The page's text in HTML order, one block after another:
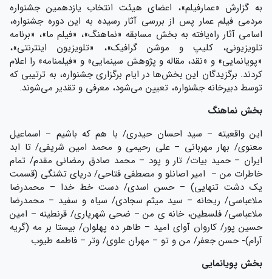
به گزارش «عمارفیلم»، اعضای هیئت انتخاب یازدهمین جشنواره
مردمی فیلم عمار پس از بررسی‌ آثار رسیده به این دوره جشنواره،
اسامی آثار راه‌یافته به بخش مسابقه «نماهنگ»، «فیلم ما»، «برنامه
تلویزیونی، کلیپ و موشن گرافیک»، «تلویزیون اینترنتی»،
«پویانمایی» و «نقد، مقاله و پژوهش‌ سینمایی» و «فیلمنامه» را اعلام
کردند. برگزیدگان این بخش‌ها در ایام برگزاری جشنواره، به ترتیبی که
توسط دبیرخانه جشنواره، تعیین می‌شود، معرفی و تقدیر می‌شوند.
بخش نماهنگ
این واقعیته – سید احسان حیدری/ با هم که باشیم – اسماعیل
معنوی/ بهار مهربانی – علی رحیمی و محمد امین شریفی/ تا ابد
ایران – حمید بیات/ تار و پود – محمد صادق رمضانی مقدم/ تمام
خاطرات من – امیر اصانلو و مصطفی فتاحی/ دریای تشنگی (قسمت
یک دشت تنهایی) – حسن اسدی/ دست خط خدا – محمدرضا
ملاعباسی/ ریحانه – سید میثم سجادی/ سیاه و سفید – محمدرضا
ملاعباسی/ فلسطین، خانه ی من – ضحی شهریاری/ قرنطینه – امین
حسین پور/ کاروان آوای امید – طاهر ده پهلوان/ بیستا بر مه (گریه
آرام)- حسن جعفر/ من و تو – مهران علوی/ وتر – فاطمه طیوب
بخش پویانمایی